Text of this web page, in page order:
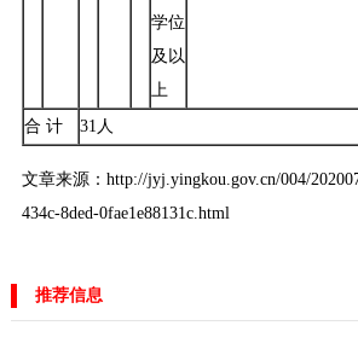
学位
及以
上
合 计 31人
文章来源：http://jyj.yingkou.gov.cn/004/
434c-8ded-0fae1e88131c.html
推荐信息